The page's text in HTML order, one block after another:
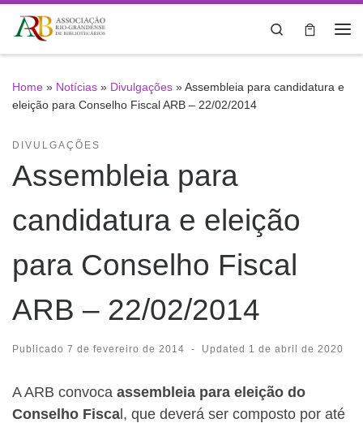
Skip to content
Search
Home » Notícias » Divulgações »Assembleia para candidatura e
eleição para Conselho Fiscal ARB – 22/02/2014
DIVULGAÇÕES
Assembleia para
candidatura e eleição
para Conselho Fiscal
ARB – 22/02/2014
Publicado 7 de fevereiro de 2014 - Updated 1 de abril de 2020
A ARB convoca assembleia para eleição do
Conselho Fiscal, que deverá ser composto por até